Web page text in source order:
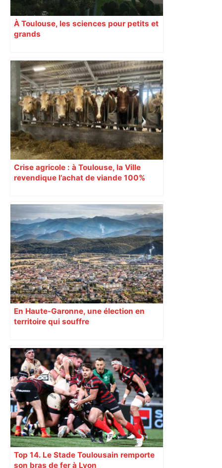
À Toulouse, les sciences pour petits et
grands
Crise agricole : à Toulouse, la Ville
revendique l’achat de viande 100%
En Haute-Garonne, une élection en
territoire qui souffre
Top 14. Le Stade Toulousain remporte
son bras de fer à Lyon